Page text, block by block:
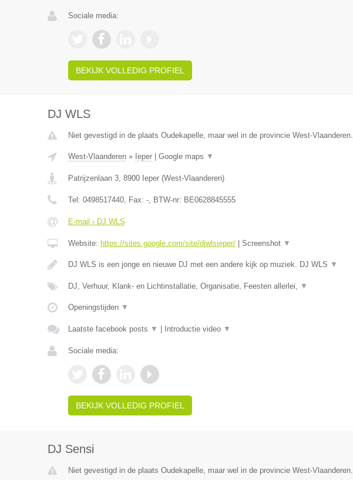
Sociale media:
BEKIJK VOLLEDIG PROFIEL
DJ WLS
Niet gevestigd in de plaats Oudekapelle, maar wel in de provincie West-Vlaanderen.
West-Vlaanderen» Ieper| Google maps ▼
Patrijzenlaan 3, 8900 Ieper(West-Vlaanderen)
Tel: 0498517440, Fax: -, BTW-nr: BE0628845555
E-mail › DJ WLS
Website: https://sites.google.com/site/djwlsieper/| Screenshot ▼
DJ WLS is een jonge en nieuwe DJ met een andere kijk op muziek. DJ WLS ▼
DJ, Verhuur, Klank- en Lichtinstallatie, Organisatie, Feesten allerlei, ▼
Openingstijden ▼
Laatste facebook posts ▼ Introductie video ▼
Sociale media:
BEKIJK VOLLEDIG PROFIEL
DJ Sensi
Niet gevestigd in de plaats Oudekapelle, maar wel in de provincie West-Vlaanderen.